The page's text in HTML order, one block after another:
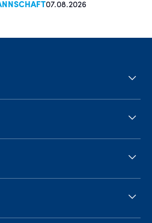
07.08.2026